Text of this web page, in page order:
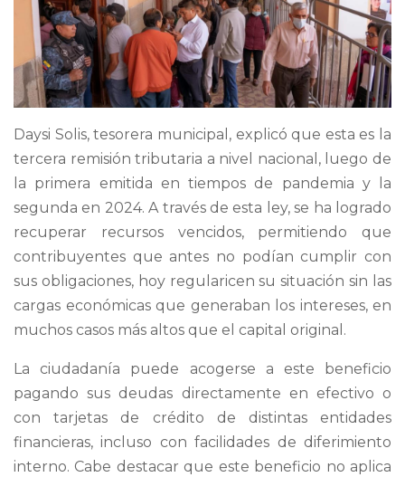
Daysi Solis, tesorera municipal, explicó que esta es la
tercera remisión tributaria a nivel nacional, luego de
la primera emitida en tiempos de pandemia y la
segunda en 2024. A través de esta ley, se ha logrado
recuperar recursos vencidos, permitiendo que
contribuyentes que antes no podían cumplir con
sus obligaciones, hoy regularicen su situación sin las
cargas económicas que generaban los intereses, en
muchos casos más altos que el capital original.
La ciudadanía puede acogerse a este beneficio
pagando sus deudas directamente en efectivo o
con tarjetas de crédito de distintas entidades
financieras, incluso con facilidades de diferimiento
interno. Cabe destacar que este beneficio no aplica